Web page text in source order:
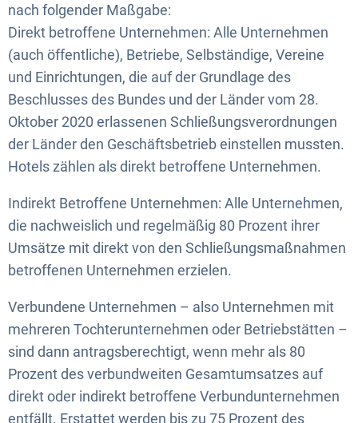
nach folgender Maßgabe:
Direkt betroffene Unternehmen: Alle Unternehmen
(auch öffentliche), Betriebe, Selbständige, Vereine
und Einrichtungen, die auf der Grundlage des
Beschlusses des Bundes und der Länder vom 28.
Oktober 2020 erlassenen Schließungsverordnungen
der Länder den Geschäftsbetrieb einstellen mussten.
Hotels zählen als direkt betroffene Unternehmen.
Indirekt Betroffene Unternehmen: Alle Unternehmen,
die nachweislich und regelmäßig 80 Prozent ihrer
Umsätze mit direkt von den Schließungsmaßnahmen
betroffenen Unternehmen erzielen.
Verbundene Unternehmen – also Unternehmen mit
mehreren Tochterunternehmen oder Betriebstätten –
sind dann antragsberechtigt, wenn mehr als 80
Prozent des verbundweiten Gesamtumsatzes auf
direkt oder indirekt betroffene Verbundunternehmen
entfällt. Erstattet werden bis zu 75 Prozent des